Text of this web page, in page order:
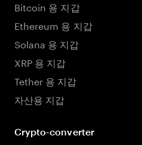
Bitcoin 용 지갑
Ethereum 용 지갑
Solana 용 지갑
XRP 용 지갑
Tether 용 지갑
자산용 지갑
Crypto-converter